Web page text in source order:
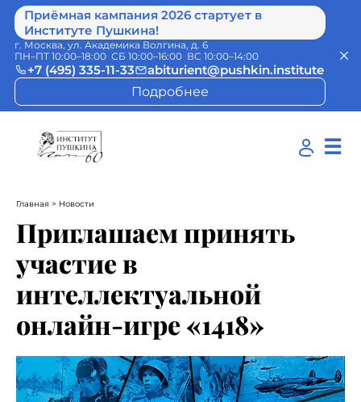
Приёмная кампания 2026 стартует в
Институте Пушкина!
г. Москва, ул. Академика Волгина, д. 6
ПН–ПТ 10:00–18:00 СБ 10:00–16:00 ВС 10:00–14:00
+7 (495) 335-11-33
abiturient@pushkin.institute
Подробнее
☰
Главная > Новости
Приглашаем принять
участие в
интеллектуальной
онлайн-игре «1418»